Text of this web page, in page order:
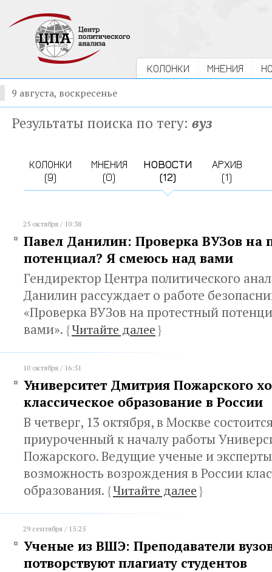
КОЛОНКИ МНЕНИЯ
9 августа, воскресенье
Результаты поиска по тегу: вуз
КОЛОНКИ
(9)
МНЕНИЯ
(0)
НОВОСТИ
(12)
АРХИВ
(1)
25 октября / 10:38
Павел Данилин: Проверка ВУЗов на
потенциал? Я смеюсь над вами
Гендиректор Центра политического
Данилин рассуждает о работе
«Проверка ВУЗов на протестный
вами». {Читайте далее}
10 октября / 16:51
Университет Дмитрия Пожарского
классическое образование в России
В четверг, 13 октября, в Москве
приуроченный к началу работы
Пожарского. Ведущие ученые и
возможность возрождения в России
образования. {Читайте далее}
29 сентября / 15:25
Ученые из ВШЭ: Преподаватели
потворствуют плагиату студентов